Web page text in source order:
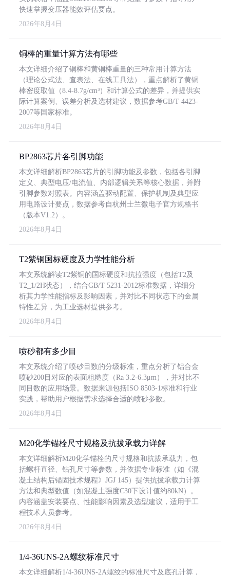
快速掌握变压器能效评估要点。
2026年8月4日
铜棒的重量计算方法有哪些
本文详细介绍了铜棒和黄铜棒重量的三种常用计算方法
（理论公式法、查表法、在线工具法），重点解析了黄铜
棒密度取值（8.4-8.7g/cm³）和计算公式的差异，并提供实
际计算案例、误差分析及选材建议，数据参考GB/T 4423-
2007等国家标准。
2026年8月4日
BP2863芯片各引脚功能
本文详细解析BP2863芯片的引脚功能及参数，包括各引脚
定义、典型电压/电流值、内部逻辑关系等核心数据，并附
引脚参数对照表。内容涵盖驱动配置、保护机制及典型应
用电路设计要点，数据参考自杭州士兰微电子官方规格书
（版本V1.2）。
2026年8月4日
T2紫铜国标硬度及力学性能分析
本文系统解读T2紫铜的国标硬度和抗拉强度（包括T2及
T2_1/2H状态），结合GB/T 5231-2012标准数据，详细分
析其力学性能指标及影响因素，并对比不同状态下的金属
特性差异，为工业选材提供参考。
2026年8月4日
喷砂都有多少目
本文系统介绍了喷砂目数的分级标准，重点分析了铝合金
喷砂200目对应的表面粗糙度（Ra 3.2-6.3μm），并对比不
同目数的应用场景。数据来源包括ISO 8503-1标准和行业
实践，帮助用户根据需求选择合适的喷砂参数。
2026年8月4日
M20化学锚栓尺寸规格及抗拔承载力详解
本文详细解析M20化学锚栓的尺寸规格和抗拔承载力，包
括螺杆直径、钻孔尺寸等参数，并依据专业标准（如《混
凝土结构后锚固技术规程》JGJ 145）提供抗拔承载力计算
方法和典型数值（如混凝土强度C30下设计值约80kN）。
内容涵盖安装要点、性能影响因素及选型建议，适用于工
程技术人员参考。
2026年8月4日
1/4-36UNS-2A螺纹标准尺寸
本文详细解析1/4-36UNS-2A螺纹的标准尺寸及底孔计算，